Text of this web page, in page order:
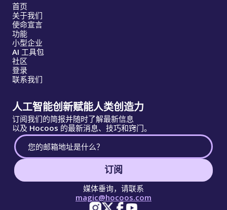
首页
关于我们
使命宣言
功能
小型企业
AI 工具包
社区
登录
联系我们
人工智能创新赋能人类创造力
订阅我们的简报并随时了解最新信息
以及 Hocoos 的最新消息、技巧和窍门。
订阅
媒体垂询，请联系
magic@hocoos.com